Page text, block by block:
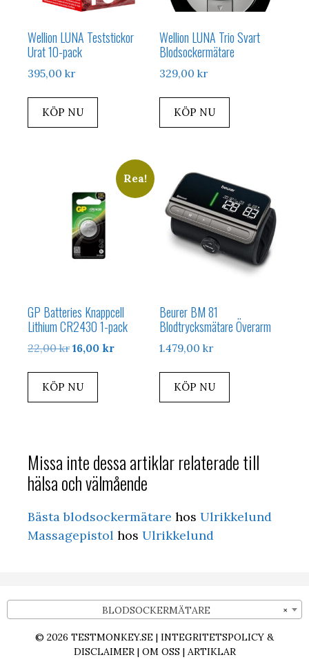
Wellion LUNA Teststickor
Urat 10-pack
395,00 kr
KÖP NU
Wellion LUNA Trio Svart
Blodsockermätare
329,00kr
KÖP NU
Rea!
GP Batteries Knappcell
Lithium CR2430 1-pack
22,00kr Det
var:
16,00 krDet
KÖP NU
Beurer BM 81
Blodtrycksmätare Överarm
1.479,00kr
KÖP NU
Missa inte dessa artiklar relaterade till
hälsa och välmående
Bästa blodsockermätare hos Ulrikkelund
Massagepistol hos Ulrikkelund
×
BLODSOCKERMÄTARE
© 2026 TESTMONKEY.SE | INTEGRITETSPOLICY &
DISCLAIMER| OM OSS| ARTIKLAR